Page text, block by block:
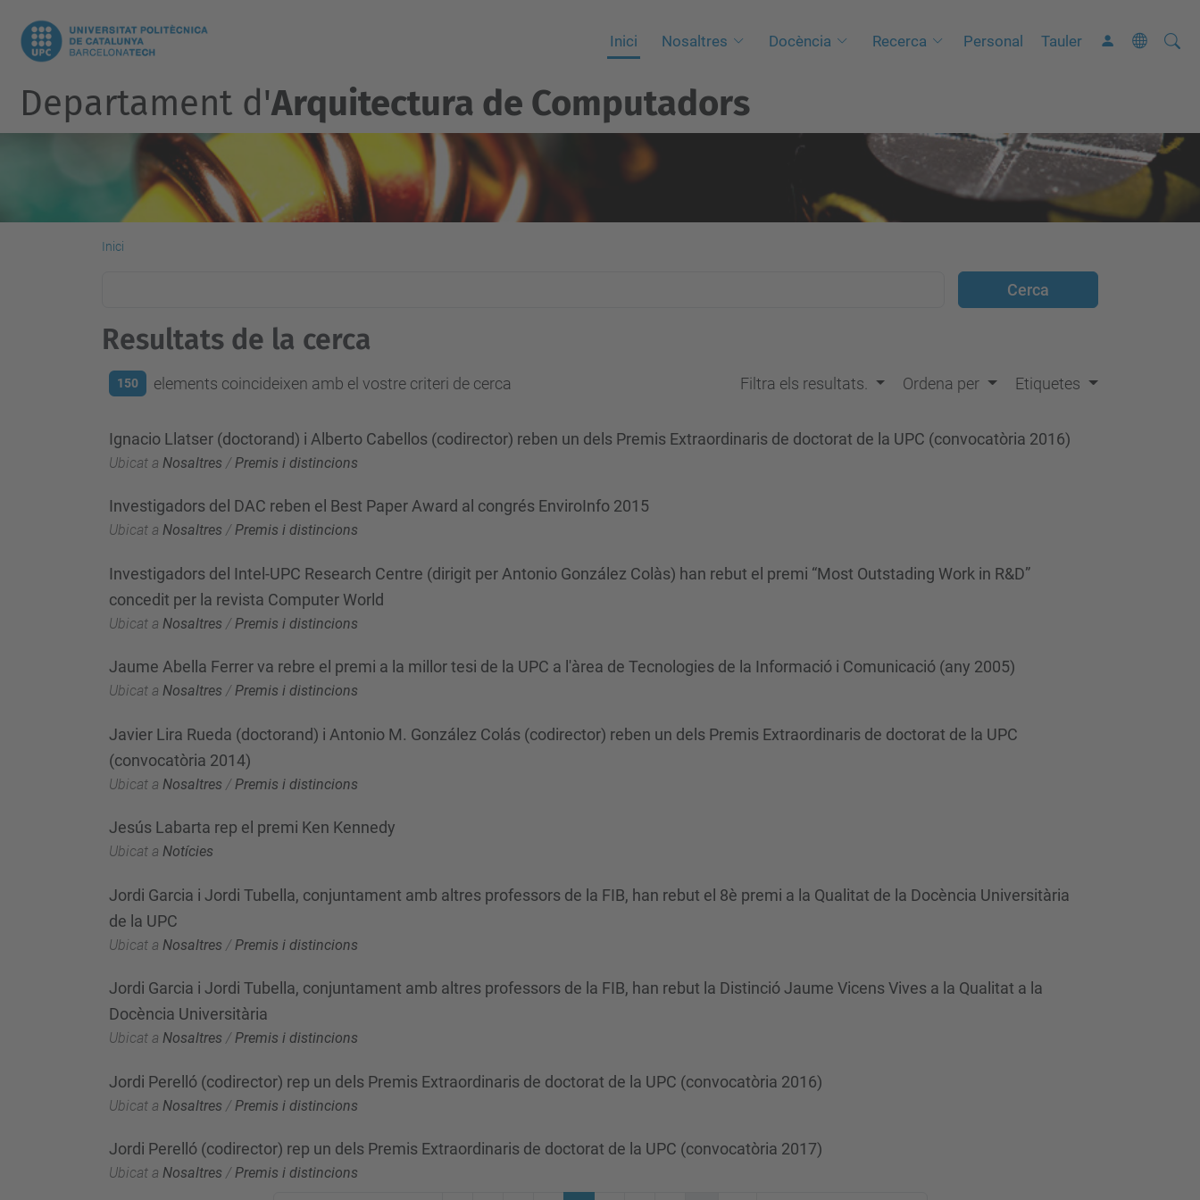
Inici Nosaltres Docència Recerca Personal Tauler Cerca
C
a
a
Departament d'Arquitectura de Computadors
Inici
Resultats de la cerca
150 elements coincideixen amb el vostre criteri de cerca Filtra els resultats. Ordena per Etiquetes
Ignacio Llatser (doctorand) i Alberto Cabellos (codirector) reben un dels Premis Extraordinaris de doctorat de la UPC (convocatòria 2016)
Ubicat a Nosaltres / Premis i distincions
Investigadors del DAC reben el Best Paper Award al congrés EnviroInfo 2015
Ubicat a Nosaltres /Premis i distincions
Investigadors del Intel-UPC Research Centre (dirigit per Antonio González Colàs) han rebut el premi “Most Outstading Work in R&D”
concedit per la revista Computer World
Ubicat a Nosaltres / Premis i distincions
Jaume Abella Ferrer va rebre el premi a la millor tesi de la UPC a l'àrea de Tecnologies de la Informació i Comunicació (any 2005)
Ubicat a Nosaltres /Premis i distincions
Javier Lira Rueda (doctorand) i Antonio M. González Colás (codirector) reben un dels Premis Extraordinaris de doctorat de la UPC
(convocatòria 2014)
Ubicat a Nosaltres / Premis i distincions
Jesús Labarta rep el premi Ken Kennedy
Ubicat a Notícies
Jordi Garcia i Jordi Tubella, conjuntament amb altres professors de la FIB, han rebut el 8è premi a la Qualitat de la Docència Universitària
de la UPC
Ubicat a Nosaltres / Premis i distincions
Jordi Garcia i Jordi Tubella, conjuntament amb altres professors de la FIB, han rebut la Distinció Jaume Vicens Vives a la Qualitat a la
Docència Universitària
Ubicat a Nosaltres /Premis i distincions
Jordi Perelló (codirector) rep un dels Premis Extraordinaris de doctorat de la UPC (convocatòria 2016)
Ubicat a Nosaltres / Premis i distincions
Jordi Perelló (codirector) rep un dels Premis Extraordinaris de doctorat de la UPC (convocatòria 2017)
Ubicat a Nosaltres /Premis i distincions